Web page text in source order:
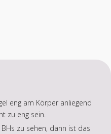
eng am Körper anliegend
zu eng sein.
zu sehen, dann ist das